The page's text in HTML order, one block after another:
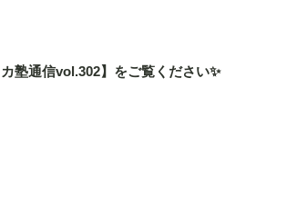
塾通信vol.302】をご覧ください✨